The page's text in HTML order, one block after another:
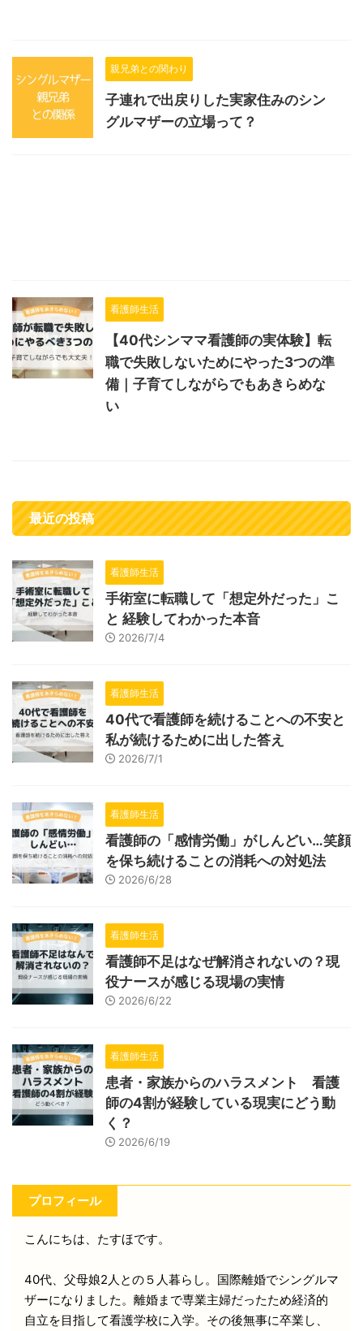
親兄弟との関わり
子連れで出戻りした実家住みのシン
グルマザーの立場って？
看護師生活
【40代シンママ看護師の実体験】転
職で失敗しないためにやった3つの準
備｜子育てしながらでもあきらめな
い
最近の投稿
看護師生活
手術室に転職して「想定外だった」こ
と 経験してわかった本音
2026/7/4
看護師生活
40代で看護師を続けることへの不安と
私が続けるために出した答え
2026/7/1
看護師生活
看護師の「感情労働」がしんどい…笑顔
を保ち続けることの消耗への対処法
2026/6/28
看護師生活
看護師不足はなぜ解消されないの？現
役ナースが感じる現場の実情
2026/6/22
看護師生活
患者・家族からのハラスメント 看護
師の4割が経験している現実にどう動
く？
2026/6/19
プロフィール
こんにちは、たすほです。
40代、父母娘2人との５人暮らし。国際離婚でシングルマ
ザーになりました。離婚まで専業主婦だったため経済的
自立を目指して看護学校に入学。その後無事に卒業し、